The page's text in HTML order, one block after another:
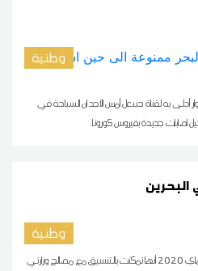
وطنية
به لقناة حنبعل أمس الأحد ان السباحة في
اصابات جديدة بفيروس كورونا.
وطنية
أعلنت سفارة تونس بالبحرين اليوم الأحد 17 ماي 2020 أنها تمكنت بالتنسيق مع مصالح وزارتي